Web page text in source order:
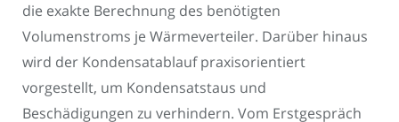
die exakte Berechnung des benötigten
Volumenstroms je Wärmeverteiler. Darüber hinaus
wird der Kondensatablauf praxisorientiert
vorgestellt, um Kondensatstaus und
Beschädigungen zu verhindern. Vom Erstgespräch